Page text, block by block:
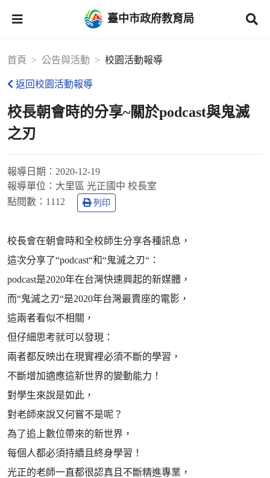
臺中市政府教育局
首頁 公告與活動 校園活動報導
返回校園活動報導
校長朝會時的分享~關於podcast與鬼滅
之刃
報導日期： 2020-12-19
報導單位： 大里區 光正國中 校長室
點閱數： 1112 列印
校長會在朝會時和全校師生分享各種訊息，
這次分享了“podcast“和“鬼滅之刃“：
podcast是2020年在台灣快速興起的新媒體，
而“鬼滅之刃“是2020年台灣最賣座的電影，
這兩者看似不相關，
但仔細思考就可以發現：
兩者都反映出在現實裡必須不斷的學習，
不斷增加適應這新世界的變動能力！
對學生來說是如此，
對老師來說又何嘗不是呢？
為了追上數位帶來的新世界，
每個人都必須持續且終身學習！
光正的老師一直都很認真且不斷精進專業，